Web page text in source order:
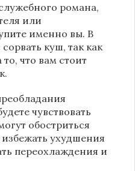
романа,
или
именно вы. В
куш, так как
что вам стоит
чувствовать
обостриться
ухудшения
переохлаждения и